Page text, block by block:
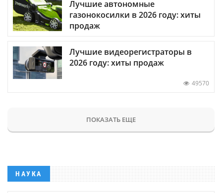
Лучшие автономные
газонокосилки в 2026 году: хиты
продаж
Лучшие видеорегистраторы в
2026 году: хиты продаж
49570
ПОКАЗАТЬ ЕЩЕ
НАУКА